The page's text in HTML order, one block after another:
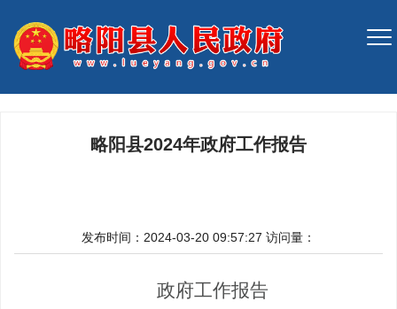
略阳县2024年政府工作报告
发布时间：2024-03-20 09:57:27 访问量：
政府工作报告